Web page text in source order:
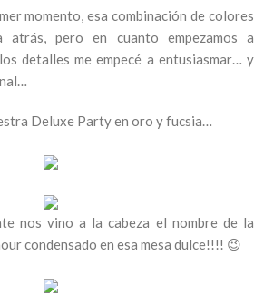
momento, esa combinación de colores
pero en cuanto empezamos a
detalles me empecé a entusiasmar… y
Deluxe Party en oro y fucsia…
nos vino a la cabeza el nombre de la
condensado en esa mesa dulce!!!! 😉